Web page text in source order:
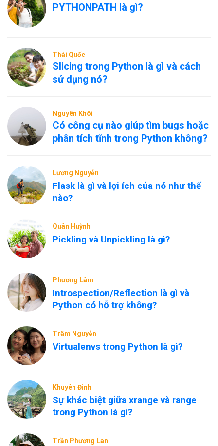
PYTHONPATH là gì?
Thái Quốc
Slicing trong Python là gì và cách
sử dụng nó?
Nguyên Khôi
Có công cụ nào giúp tìm bugs hoặc
phân tích tĩnh trong Python không?
Lương Nguyễn
Flask là gì và lợi ích của nó như thế
nào?
Quân Huỳnh
Pickling và Unpickling là gì?
Phương Lâm
Introspection/Reflection là gì và
Python có hỗ trợ không?
Trâm Nguyễn
Virtualenvs trong Python là gì?
Khuyên Đinh
Sự khác biệt giữa xrange và range
trong Python là gì?
Trần Phương Lan